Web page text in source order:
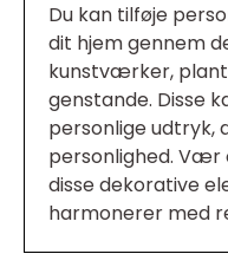
Du kan tilføje
dit hjem gennem
kunstværker,
genstande. Disse
personlige udtryk,
personlighed.
disse dekorative
harmonerer med